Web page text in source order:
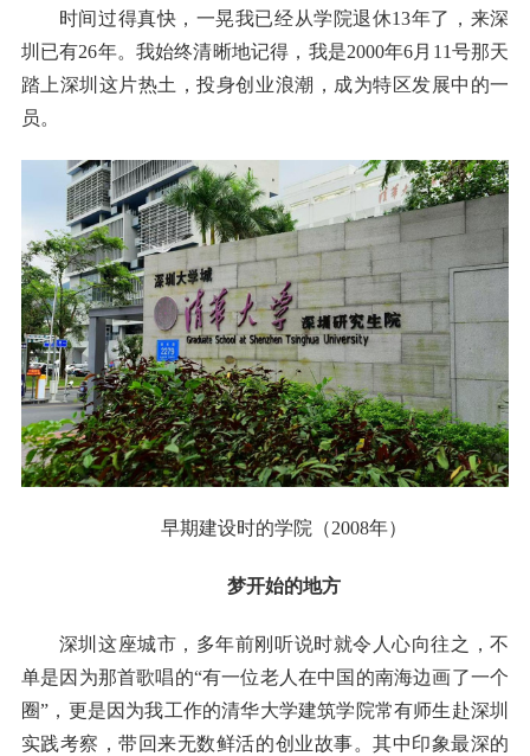
时间过得真快，一晃我已经从学院退休13年了，来深
圳已有26年。我始终清晰地记得，我是2000年6月11号那天
踏上深圳这片热土，投身创业浪潮，成为特区发展中的一
员。
早期建设时的学院（2008年）
梦开始的地方
深圳这座城市，多年前刚听说时就令人心向往之，不
单是因为那首歌唱的“有一位老人在中国的南海边画了一个
圈”，更是因为我工作的清华大学建筑学院常有师生赴深圳
实践考察，带回来无数鲜活的创业故事。其中印象最深的